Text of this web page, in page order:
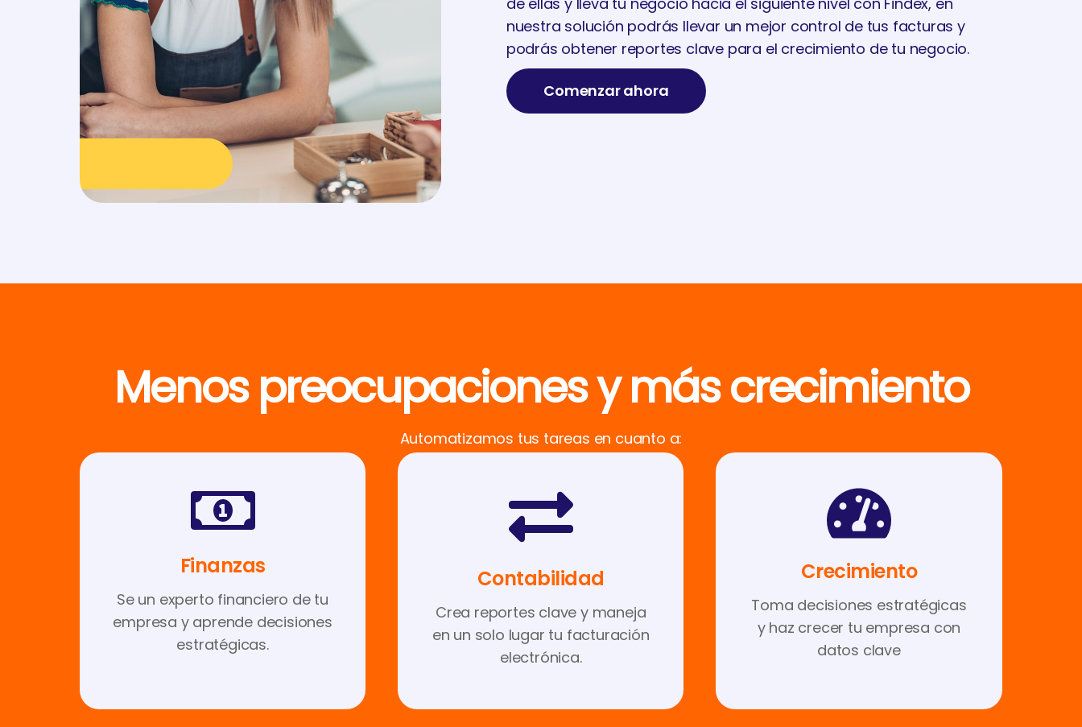
nuestra solución podrás llevar un mejor control de tus facturas y
podrás obtener reportes clave para el crecimiento de tu negocio.
Comenzar ahora
Menos preocupaciones y más crecimiento
Automatizamos tus tareas en cuanto a:
Finanzas
Se un experto financiero de tu
empresa y aprende decisiones
estratégicas.
Contabilidad
Crea reportes clave y maneja
en un solo lugar tu facturación
electrónica.
Crecimiento
Toma decisiones estratégicas
y haz crecer tu empresa con
datos clave